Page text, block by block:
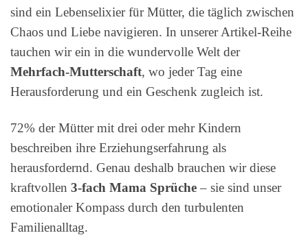
sind ein Lebenselixier für Mütter, die täglich zwischen
Chaos und Liebe navigieren. In unserer Artikel-Reihe
tauchen wir ein in die wundervolle Welt der
Mehrfach-Mutterschaft, wo jeder Tag eine
Herausforderung und ein Geschenk zugleich ist.
72% der Mütter mit drei oder mehr Kindern
beschreiben ihre Erziehungserfahrung als
herausfordernd. Genau deshalb brauchen wir diese
kraftvollen 3-fach Mama Sprüche – sie sind unser
emotionaler Kompass durch den turbulenten
Familienalltag.